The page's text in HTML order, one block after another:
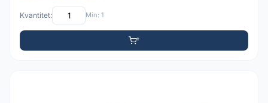
Kvantitet: Min: 1